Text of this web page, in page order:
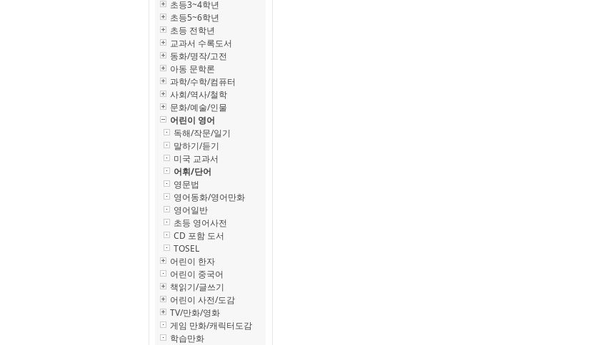
초등3~4학년
초등5~6학년
초등 전학년
교과서 수록도서
동화/명작/고전
아동 문학론
과학/수학/컴퓨터
사회/역사/철학
문화/예술/인물
어린이 영어
독해/작문/일기
말하기/듣기
미국 교과서
어휘/단어
영문법
영어동화/영어만화
영어일반
초등 영어사전
CD 포함 도서
TOSEL
어린이 한자
어린이 중국어
책읽기/글쓰기
어린이 사전/도감
TV/만화/영화
게임 만화/캐릭터도감
학습만화